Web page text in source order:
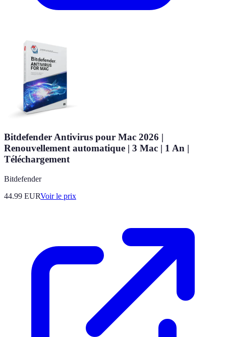
Bitdefender Antivirus pour Mac 2026 |
Renouvellement automatique | 3 Mac | 1 An |
Téléchargement
Bitdefender
44.99 EURVoir le prix